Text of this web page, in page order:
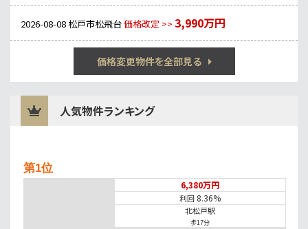
2026-08-08松戸市松飛台価格改定 >> 3,990万円
価格変更物件を全部見る
人気物件ランキング
第1位
6,380万円
利回 8.36%
北松戸駅
歩17分